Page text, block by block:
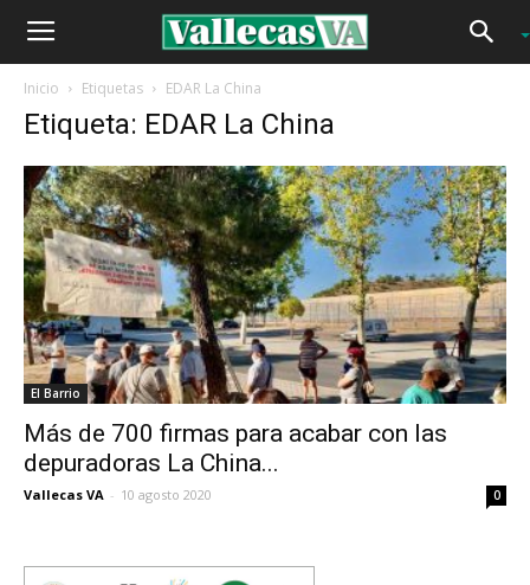
Inicio Etiquetas EDAR La China
Etiqueta: EDAR La China
El Barrio
Más de 700 firmas para acabar con las
depuradoras La China...
Vallecas VA - 10 agosto 2020 0